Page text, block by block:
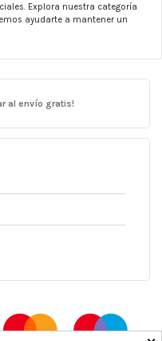
Explora nuestra categoría
ayudarte a mantener un
al envío gratis!